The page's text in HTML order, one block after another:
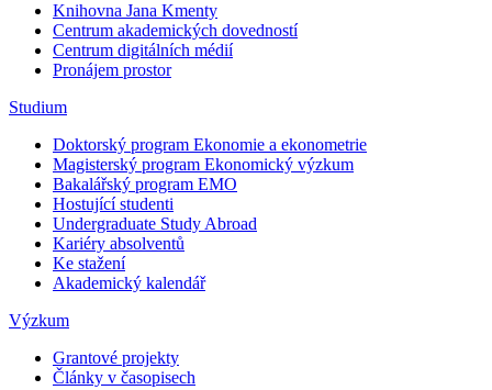
Knihovna Jana Kmenty
Centrum akademických dovedností
Centrum digitálních médií
Pronájem prostor
Studium
Doktorský program Ekonomie a ekonometrie
Magisterský program Ekonomický výzkum
Bakalářský program EMO
Hostující studenti
Undergraduate Study Abroad
Kariéry absolventů
Ke stažení
Akademický kalendář
Výzkum
Grantové projekty
Články v časopisech